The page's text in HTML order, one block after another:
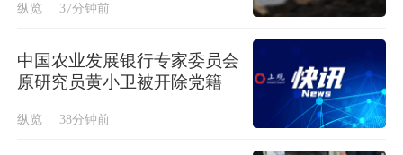
纵览 37分钟前
中国农业发展银行专家委员会
原研究员黄小卫被开除党籍
纵览 38分钟前